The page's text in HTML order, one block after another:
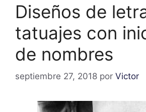
Diseños de
tatuajes con
de nombres
septiembre 27, 2018 por Victor